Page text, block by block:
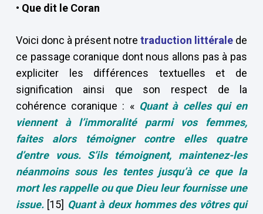
• Que dit le Coran
Voici donc à présent notretraduction littérale de
ce passage coranique dont nous allons pas à pas
expliciter les différences textuelles et de
signification ainsi que son respect de la
cohérence coranique : « Quant à celles qui en
viennent à l’immoralité parmi vos femmes,
faites alors témoigner contre elles quatre
d’entre vous. S’ils témoignent, maintenez-les
néanmoins sous les tentes jusqu’à ce que la
mort les rappelle ou que Dieu leur fournisse une
issue. [15] Quant à deux hommes des vôtres qui